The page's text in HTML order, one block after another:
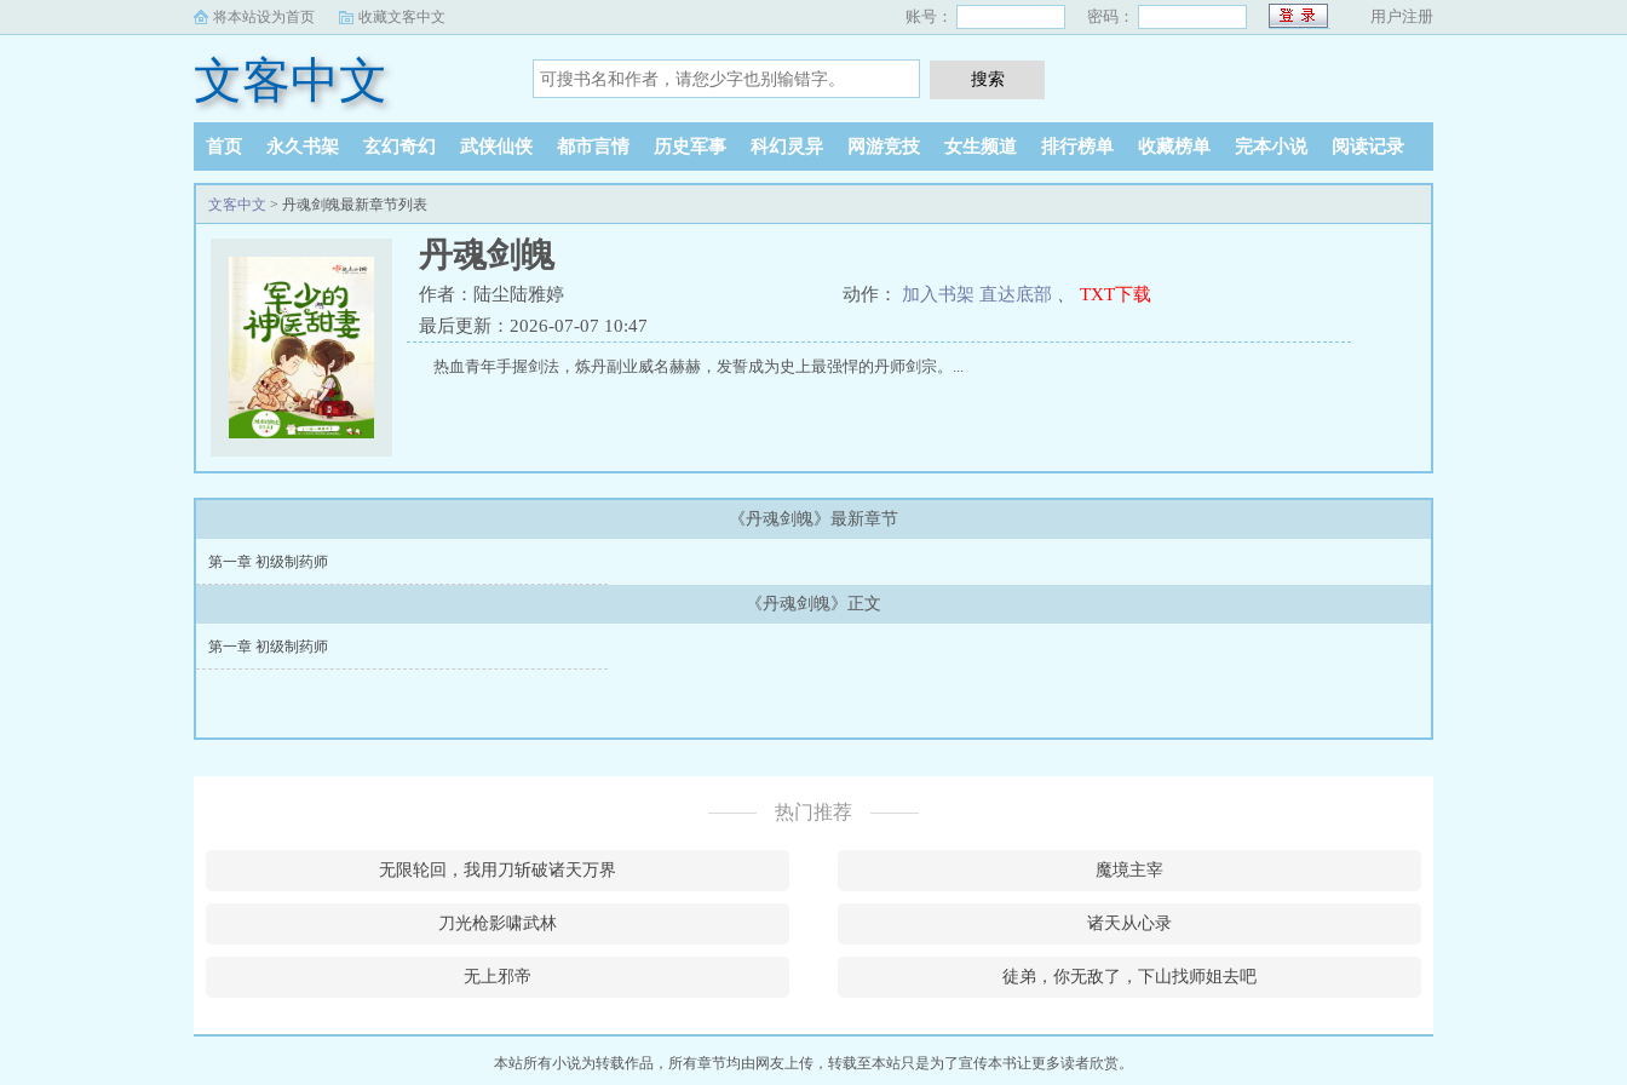
将本站设为首页 收藏文客中文 账号： 密码： 用户注册
文客中文
首页 永久书架 玄幻奇幻 武侠仙侠 都市言情 历史军事 科幻灵异 网游竞技 女生频道 排行榜单 收藏榜单 完本小说 阅读记录
文客中文 > 丹魂剑魄最新章节列表
丹魂剑魄
作者：陆尘陆雅婷 动作： 加入书架 直达底部
TXT下载
最后更新：2026-07-07 10:47
热血青年手握剑法，炼丹副业威名赫赫，发誓成为史上最强悍的丹师剑宗。...
《丹魂剑魄》最新章节
第一章 初级制药师
《丹魂剑魄》正文
第一章 初级制药师
热门推荐
无限轮回，我用刀斩破诸天万界 魔境主宰
刀光枪影啸武林 诸天从心录
无上邪帝 徒弟，你无敌了，下山找师姐去吧
本站所有小说为转载作品，所有章节均由网友上传，转载至本站只是为了宣传本书让更多读者欣赏。